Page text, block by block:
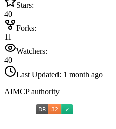
Stars:
40
Forks:
11
Watchers:
40
Last Updated: 1 month ago
AIMCP authority